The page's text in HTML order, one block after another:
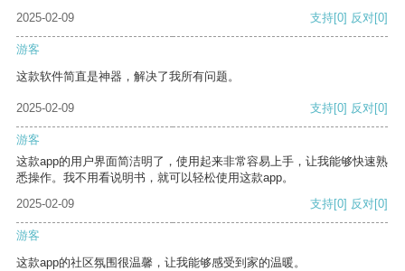
2025-02-09
支持[0] 反对[0]
游客
这款软件简直是神器，解决了我所有问题。
2025-02-09 支持[0] 反对[0]
游客
这款app的用户界面简洁明了，使用起来非常容易上手，让我能够快速熟
悉操作。我不用看说明书，就可以轻松使用这款app。
2025-02-09
支持[0] 反对[0]
游客
这款app的社区氛围很温馨，让我能够感受到家的温暖。